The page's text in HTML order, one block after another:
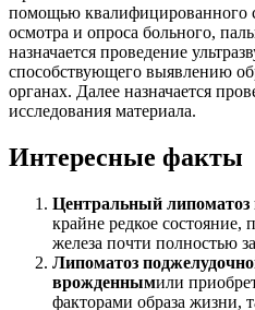
помощью квалифицированного
осмотра и опроса больного,
назначается проведение
способствующего выявлению
органах. Далее назначается
исследования материала.
Интересные факты
Центральный липоматоз
крайне редкое состояние,
железа почти полностью
Липоматоз
врожденнымили
факторами образа жизни,